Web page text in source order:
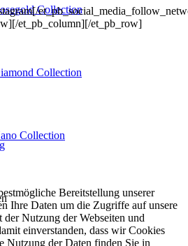
Collection
Collection
Collection
et_pb_column][/et_pb_row]
Bereitstellung unserer
Ihre Daten um die Zugriffe auf unsere
Nutzung der Webseiten und
einverstanden, dass wir Cookies
Nutzung der Daten finden Sie in